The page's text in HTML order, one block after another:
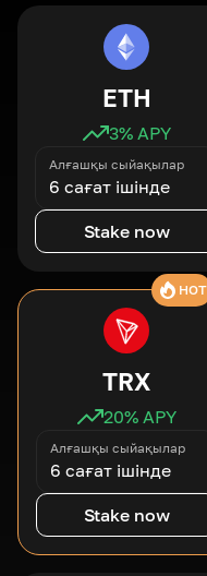
ETH
3% APY
Алғашқы сыйақылар
6 сағат ішінде
Stake now
HOT
TRX
20% APY
Алғашқы сыйақылар
6 сағат ішінде
Stake now